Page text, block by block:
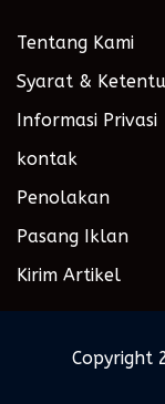
Tentang Kami
Syarat &
Informasi Privasi
kontak
Penolakan
Pasang Iklan
Kirim Artikel
Copyright